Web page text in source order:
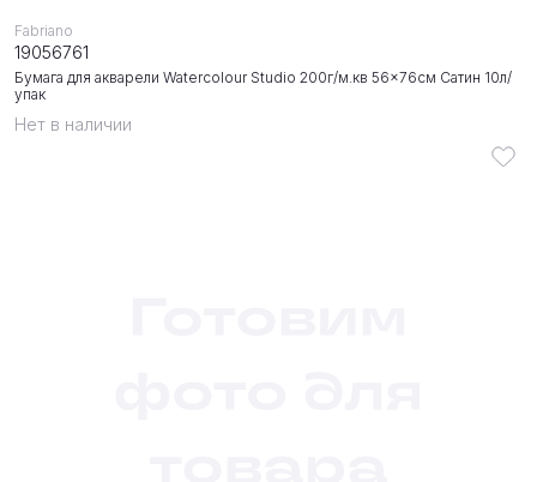
Нет в наличии
Бумага для акварели Watercolour Studio 200г/м.кв 56x76см Сатин 10л/
упак
Fabriano
19056761